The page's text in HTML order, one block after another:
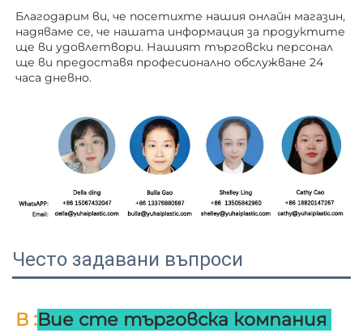
Благодарим ви, че посетихте нашия онлайн магазин,
надяваме се, че нашата информация за продуктите
ще ви удовлетвори. Нашият търговски персонал
ще ви предоставя професионално обслужване 24
часа дневно.
Често задавани въпроси
В :Вие сте търговска компания